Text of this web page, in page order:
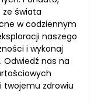
świata
w codziennym
naszego
i wykonaj
Odwiedź nas na
twojemu zdrowiu